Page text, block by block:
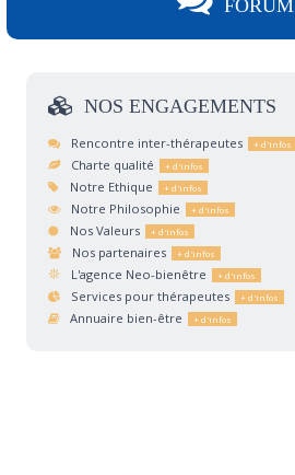
FORUM
NOS ENGAGEMENTS
Rencontre inter-thérapeutes
Charte qualité
Notre Ethique
Notre Philosophie
Nos Valeurs
Nos partenaires
L'agence Neo-bienêtre
Services pour thérapeutes
Annuaire bien-être